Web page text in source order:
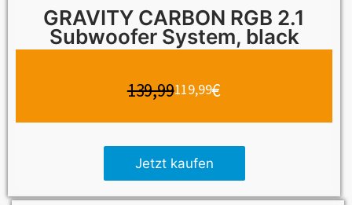
GRAVITY CARBON RGB 2.1
Subwoofer System, black
139,99119,99€
Jetzt kaufen